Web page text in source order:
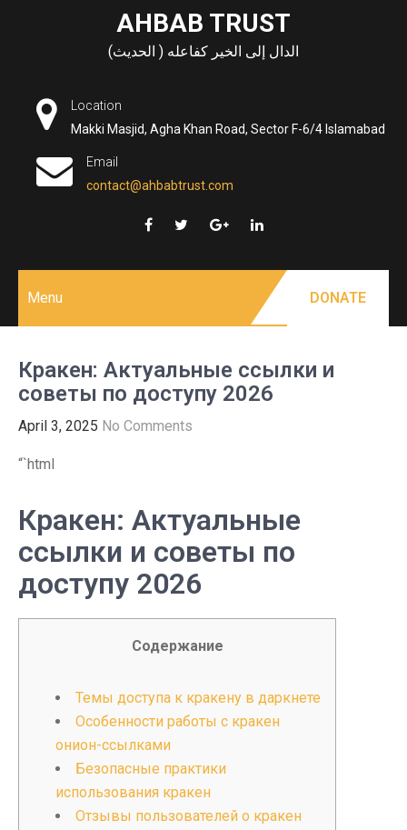
AHBAB TRUST
الدال إلى الخير كفاعله ( الحديث)
Location
Makki Masjid, Agha Khan Road, Sector F-6/4 Islamabad
Email
contact@ahbabtrust.com
Menu DONATE
Кракен: Актуальные ссылки и
советы по доступу 2026
April 3, 2025 No Comments
“`html
Кракен: Актуальные
ссылки и советы по
доступу 2026
Содержание
Темы доступа к кракену в даркнете
Особенности работы с кракен
онион-ссылками
Безопасные практики
использования кракен
Отзывы пользователей о кракен